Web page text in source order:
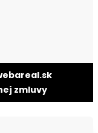
zmluvy